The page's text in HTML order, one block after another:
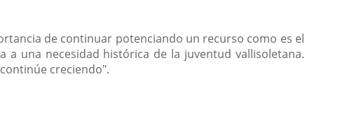
de continuar potenciando un recurso como es el
una necesidad histórica de la juventud vallisoletana.
creciendo".